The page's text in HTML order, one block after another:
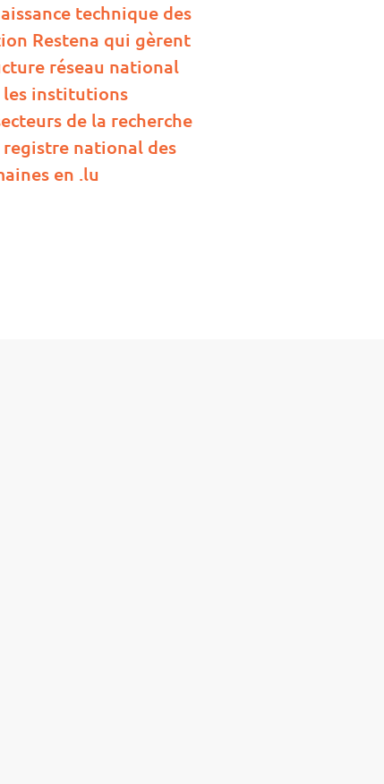
technique des
Restena qui gèrent
réseau national
institutions
de la recherche
national des
en .lu